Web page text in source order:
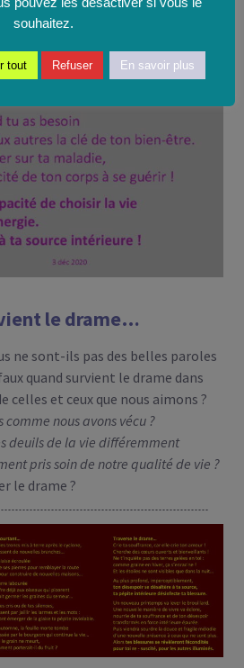
le drame…
ne sont-ils pas des belles paroles
quand survient le drame dans
celles et ceux que nous aimons ?
nous avons vécu ?
deuils de la vie différemment
pris soin de notre qualité de vie ?
le drame ?
souhaitez.
tout Refuser En savoir plus